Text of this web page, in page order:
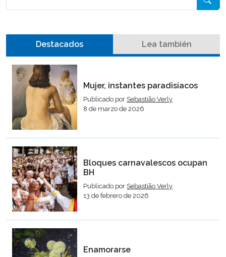
Destacados Lea también
Mujer, instantes paradisíacos
Publicado por Sebastião Verly
8 de marzo de 2026
Bloques carnavalescos ocupan
BH
Publicado por Sebastião Verly
13 de febrero de 2026
Enamorarse